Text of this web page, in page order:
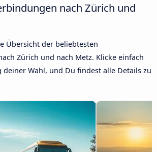
nach Zürich und
Übersicht der beliebtesten
Zürich und nach Metz. Klicke einfach
Wahl, und Du findest alle Details zu